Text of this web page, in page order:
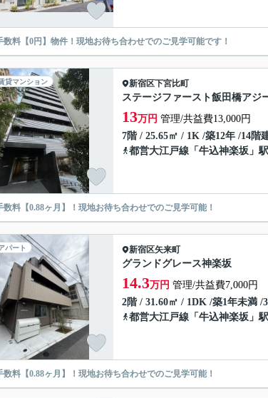
数料【0円】物件！現地お待ち合わせでのご見学可能です！
貸マンション 新宿区下宮比町
ステージファースト飯田橋アジ
13万円 管理/共益費13,000円
7階 / 25.65㎡ / 1K /築12年 /14階
都営大江戸線 「 牛込神楽坂 」
数料【0.88ヶ月】！現地お待ち合わせでのご見学可能！
パート 新宿区矢来町
グランドグレース神楽坂
14.3万円 管理/共益費7,000円
2階 / 31.60㎡ / 1DK /築1年未満 /
都営大江戸線 「 牛込神楽坂 」
数料【0.88ヶ月】！現地お待ち合わせでのご見学可能！